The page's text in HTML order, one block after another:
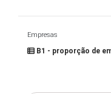
Empresas
B1 - proporção de